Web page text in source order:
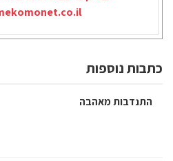
כתבות נוספות
התנדבות מאהבה